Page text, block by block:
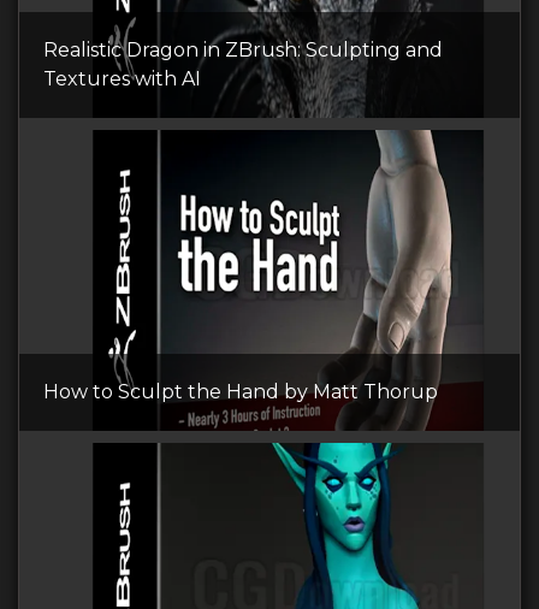
Realistic Dragon in ZBrush: Sculpting and
Textures with AI
How to Sculpt the Hand by Matt Thorup